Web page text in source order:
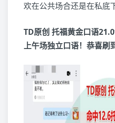
欢在公共场合还是在私底
TD原创 托福黄金口语
上午场独立口语！恭喜刷